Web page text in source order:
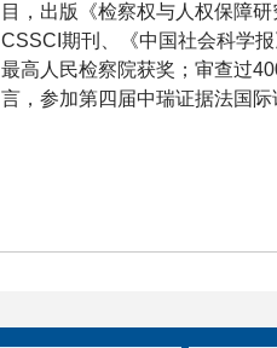
目，出版《检察权与人权保障
CSSCI期刊、《中国社会科学
最高人民检察院获奖；审查过
言，参加第四届中瑞证据法国际